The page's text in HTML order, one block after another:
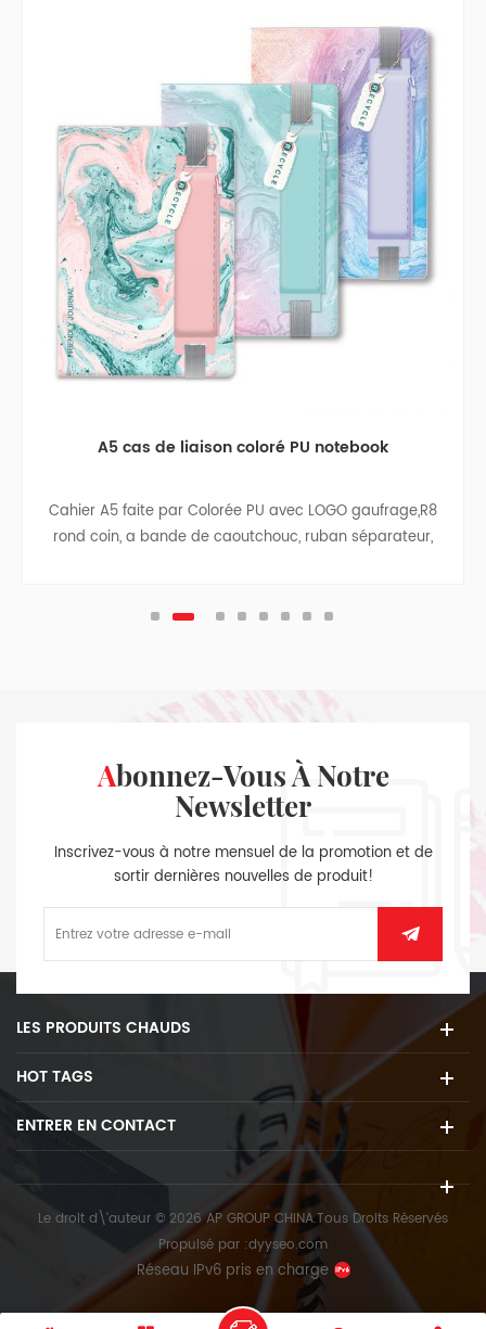
A5 cas de liaison coloré PU notebook
Cahier A5 faite par Colorée PU avec LOGO gaufrage,R8
rond coin, a bande de caoutchouc, ruban séparateur,
Abonnez-Vous À Notre
Newsletter
Inscrivez-vous à notre mensuel de la promotion et de
sortir dernières nouvelles de produit!
LES PRODUITS CHAUDS
HOT TAGS
ENTRER EN CONTACT
Le droit d\'auteur © 2026 AP GROUP CHINA.Tous Droits Réservés
Propulsé par :dyyseo.com
Réseau IPv6 pris en charge